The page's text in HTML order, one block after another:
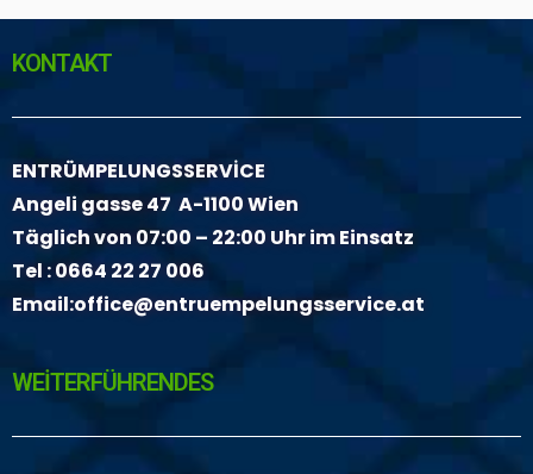
KONTAKT
ENTRÜMPELUNGSSERVİCE
Angeli gasse 47 A-1100 Wien
Täglich von 07:00 – 22:00 Uhr im Einsatz
Tel :0664 22 27 006
Email:office@entruempelungsservice.at
WEİTERFÜHRENDES